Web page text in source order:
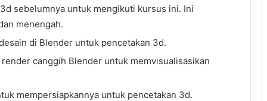
sebelumnya untuk mengikuti kursus ini. Ini
menengah.
di Blender untuk pencetakan 3d.
canggih Blender untuk memvisualisasikan
mempersiapkannya untuk pencetakan 3d.